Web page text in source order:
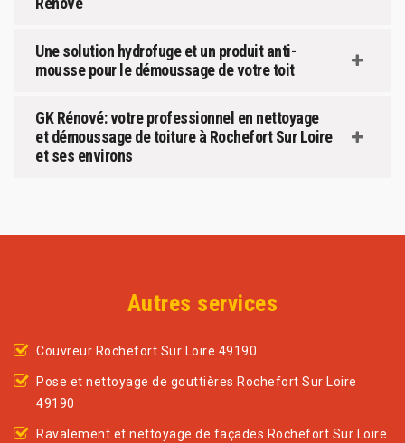
Une solution hydrofuge et un produit anti-
mousse pour le démoussage de votre toit
GK Rénové: votre professionnel en nettoyage
et démoussage de toiture à Rochefort Sur Loire
et ses environs
Autres services
Couvreur Rochefort Sur Loire 49190
Pose et nettoyage de gouttières Rochefort Sur Loire
49190
Ravalement et nettoyage de façades Rochefort Sur Loire